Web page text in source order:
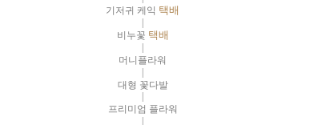
기저귀 케익 택배
비누꽃 택배
|
머니플라워
|
대형 꽃다발
프리미엄 플라워